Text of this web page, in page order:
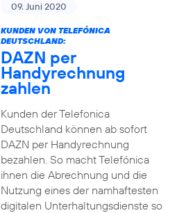
09. Juni 2020
KUNDEN VON TELEFÓNICA
DEUTSCHLAND:
DAZN per
Handyrechnung
zahlen
Kunden der Telefonica
Deutschland können ab sofort
DAZN per Handyrechnung
bezahlen. So macht Telefónica
ihnen die Abrechnung und die
Nutzung eines der namhaftesten
digitalen Unterhaltungsdienste so